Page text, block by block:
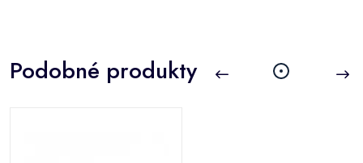
Podobné produkty